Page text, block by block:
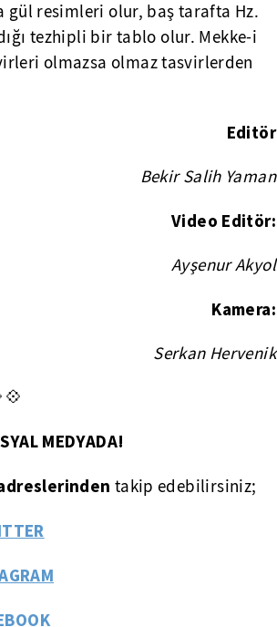
gül resimleri olur, baş tarafta Hz.
tezhipli bir tablo olur. Mekke-i
olmazsa olmaz tasvirlerden
Editör
Bekir Salih Yaman
Video Editör:
Ayşenur Akyol
Kamera:
Serkan Hervenik
MEDYADA!
takip edebilirsiniz;